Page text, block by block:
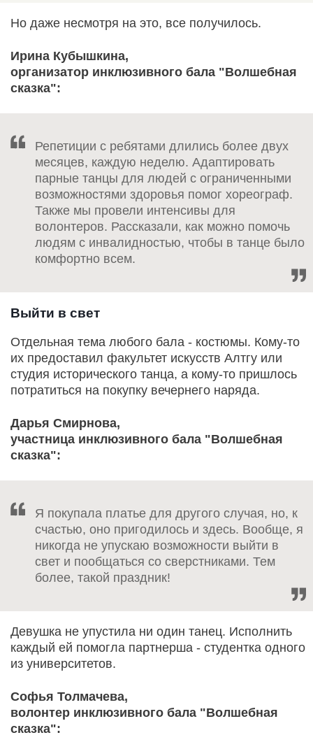
Но даже несмотря на это, все получилось.
Ирина Кубышкина,
организатор инклюзивного бала "Волшебная
сказка":
Репетиции с ребятами длились более двух
месяцев, каждую неделю. Адаптировать
парные танцы для людей с ограниченными
возможностями здоровья помог хореограф.
Также мы провели интенсивы для
волонтеров. Рассказали, как можно помочь
людям с инвалидностью, чтобы в танце было
комфортно всем.
Выйти в свет
Отдельная тема любого бала - костюмы. Кому-то
их предоставил факультет искусств Алтгу или
студия исторического танца, а кому-то пришлось
потратиться на покупку вечернего наряда.
Дарья Смирнова,
участница инклюзивного бала "Волшебная
сказка":
Я покупала платье для другого случая, но, к
счастью, оно пригодилось и здесь. Вообще, я
никогда не упускаю возможности выйти в
свет и пообщаться со сверстниками. Тем
более, такой праздник!
Девушка не упустила ни один танец. Исполнить
каждый ей помогла партнерша - студентка одного
из университетов.
Софья Толмачева,
волонтер инклюзивного бала "Волшебная
сказка":